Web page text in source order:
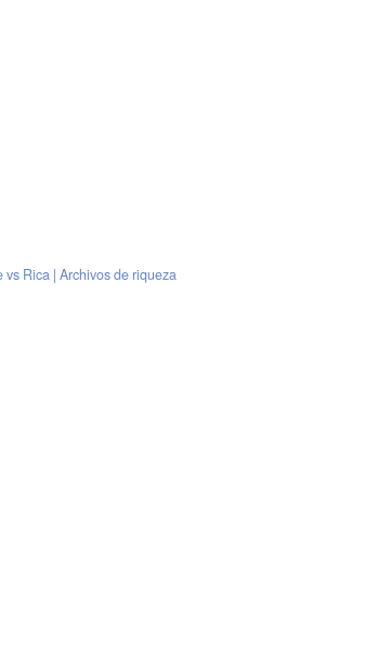
Rica | Archivos de riqueza